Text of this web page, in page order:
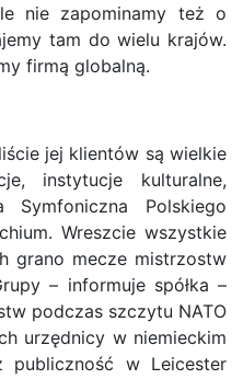
nie zapominamy też o
tam do wielu krajów.
firmą globalną.
jej klientów są wielkie
instytucje kulturalne,
Symfoniczna Polskiego
Wreszcie wszystkie
grano mecze mistrzostw
– informuje spółka –
podczas szczytu NATO
urzędnicy w niemieckim
publiczność w Leicester